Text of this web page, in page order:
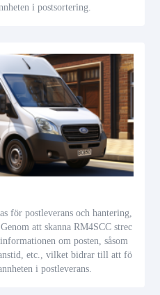
i postsortering.
för postleverans och hantering,
att skanna RM4SCC strec
om posten, såsom
etc., vilket bidrar till att fö
i postleverans.